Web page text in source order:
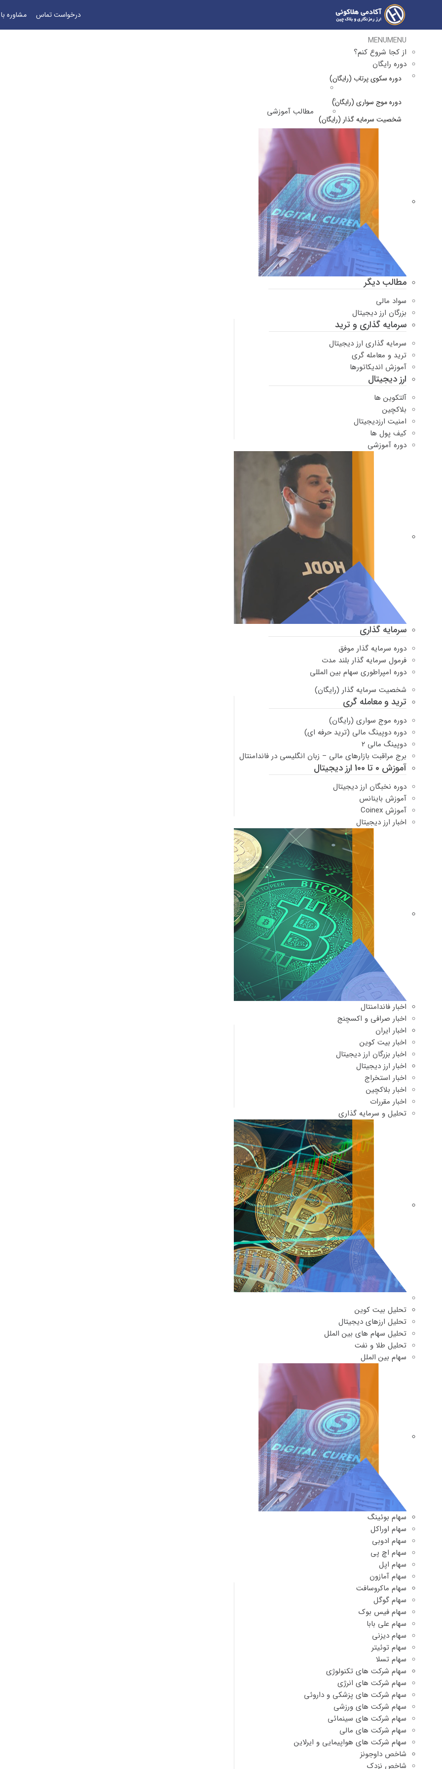
درخواست تماس مشاوره
MENUMENU
از کجا شروع کنم؟
دوره رایگان
دوره سکوی پرتاب (رایگان)
دوره موج سواری (رایگان)
شخصیت سرمایه گذار (رایگان)
مطالب آموزشی
مطالب دیگر
سواد مالی
بزرگان ارز دیجیتال
سرمایه گذاری و ترید
سرمایه گذاری ارز دیجیتال
ترید و معامله گری
آموزش اندیکاتورها
ارز دیجیتال
آلتکوین ها
بلاکچین
امنیت ارزدیجیتال
کیف پول ها
دوره‌ آموزشی
سرمایه گذاری
دوره سرمایه گذار موفق
فرمول سرمایه گذار بلند مدت
دوره امپراطوری سهام بین المللی
شخصیت سرمایه گذار (رایگان)
ترید و معامله گری
دوره موج سواری (رایگان)
دوره دوپینگ مالی (ترید حرفه ای)
دوپینگ مالی ۲
برج مراقبت بازارهای مالی – زبان انگلیسی در فاندامنتال
آموزش 0 تا 100 ارز دیجیتال
دوره نخبگان ارز دیجیتال
آموزش باینانس
آموزش Coinex
اخبار ارز دیجیتال
اخبار فاندامنتال
اخبار صرافی و اکسچنج
اخبار ایران
اخبار بیت کوین
اخبار بزرگان ارز دیجیتال
اخبار ارز دیجیتال
اخبار استخراج
اخبار بلاکچین
اخبار مقررات
تحلیل و سرمایه گذاری
تحلیل بیت کوین
تحلیل ارزهای دیجیتال
تحلیل سهام های بین الملل
تحلیل طلا و نفت
سهام بین الملل
سهام بوئینگ
سهام اوراکل
سهام ادوبی
سهام اچ پی
سهام اپل
سهام آمازون
سهام ماکروسافت
سهام گوگل
سهام فیس بوک
سهام علی بابا
سهام دیزنی
سهام توئیتر
سهام تسلا
سهام شرکت های تکنولوژی
سهام شرکت های انرژی
سهام شرکت های پزشکی و داروئی
سهام شرکت های ورزشی
سهام شرکت های سینمائی
سهام شرکت های مالی
سهام شرکت های هواپیمایی و ایرلاین
شاخص داوجونز
شاخص نزدک